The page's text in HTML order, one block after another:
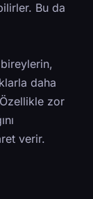
Bu da
daha
zor
verir.